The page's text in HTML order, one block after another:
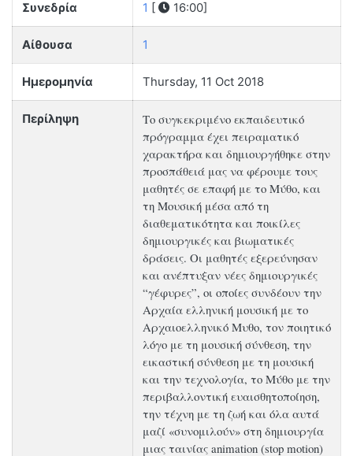
Συνεδρία 1 [ 16:00]
Αίθουσα 1
Ημερομηνία Thursday, 11 Oct 2018
Περίληψη
Το συγκεκριμένο εκπαιδευτικό
πρόγραμμα έχει πειραματικό
χαρακτήρα και δημιουργήθηκε στην
προσπάθειά μας να φέρουμε τους
μαθητές σε επαφή με το Μύθο, και
τη Μουσική μέσα από τη
διαθεματικότητα και ποικίλες
δημιουργικές και βιωματικές
δράσεις. Οι μαθητές εξερεύνησαν
και ανέπτυξαν νέες δημιουργικές
“γέφυρες”, οι οποίες συνδέουν την
Αρχαία ελληνική μουσική με το
Αρχαιοελληνικό Μυθο, τον ποιητικό
λόγο με τη μουσική σύνθεση, την
εικαστική σύνθεση με τη μουσική
και την τεχνολογία, το Μύθο με την
περιβαλλοντική ευαισθητοποίηση,
την τέχνη με τη ζωή και όλα αυτά
μαζί «συνομιλούν» στη δημιουργία
μιας ταινίας animation (stop motion)